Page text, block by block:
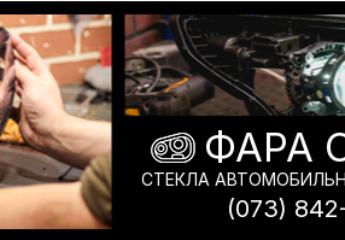
ФАРА
СТЕКЛА
(073)